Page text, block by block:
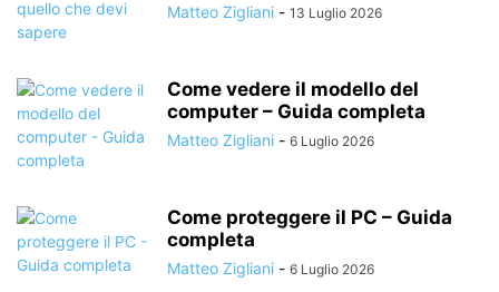
Matteo Zigliani - 13 Luglio 2026
Come vedere il modello del
computer – Guida completa
Matteo Zigliani - 6 Luglio 2026
Come proteggere il PC – Guida
completa
Matteo Zigliani - 6 Luglio 2026